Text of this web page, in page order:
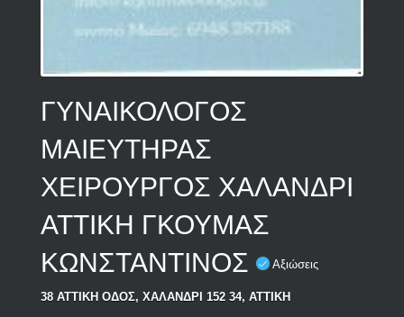
ΓΥΝΑΙΚΟΛΟΓΟΣ
ΜΑΙΕΥΤΗΡΑΣ
ΧΕΙΡΟΥΡΓΟΣ ΧΑΛΑΝΔΡΙ
ΑΤΤΙΚΗ ΓΚΟΥΜΑΣ
ΚΩΝΣΤΑΝΤΙΝΟΣ
Αξιώσεις
38 ΑΤΤΙΚΗ ΟΔΟΣ, ΧΑΛΑΝΔΡΙ 152 34, ΑΤΤΙΚΗ